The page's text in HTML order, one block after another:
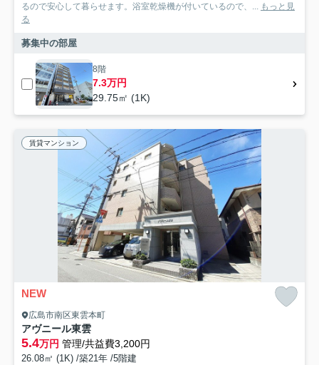
るので安心して暮らせます。浴室乾燥機が付いているので、... もっと見
る
募集中の部屋
8階
7.3万円
29.75㎡ (1K)
賃貸マンション
NEW
広島市南区東雲本町
アヴニール東雲
5.4万円 管理/共益費3,200円
26.08㎡ (1K) /築21年 /5階建